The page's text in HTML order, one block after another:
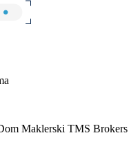
Maklerski TMS Brokers